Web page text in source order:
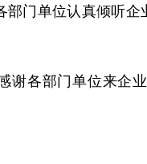
部门单位认真倾听
谢各部门单位来企